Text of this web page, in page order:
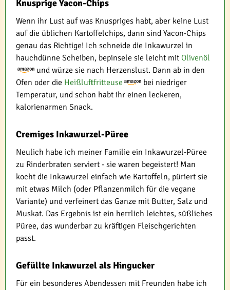
Knusprige Yacon-Chips
Wenn ihr Lust auf was Knuspriges habt, aber keine Lust
auf die üblichen Kartoffelchips, dann sind Yacon-Chips
genau das Richtige! Ich schneide die Inkawurzel in
hauchdünne Scheiben, bepinsele sie leicht mit Olivenöl
und würze sie nach Herzenslust. Dann ab in den
Ofen oder die Heißluftfritteuse
bei niedriger
Temperatur, und schon habt ihr einen leckeren,
kalorienarmen Snack.
Cremiges Inkawurzel-Püree
Neulich habe ich meiner Familie ein Inkawurzel-Püree
zu Rinderbraten serviert - sie waren begeistert! Man
kocht die Inkawurzel einfach wie Kartoffeln, püriert sie
mit etwas Milch (oder Pflanzenmilch für die vegane
Variante) und verfeinert das Ganze mit Butter, Salz und
Muskat. Das Ergebnis ist ein herrlich leichtes, süßliches
Püree, das wunderbar zu kräftigen Fleischgerichten
passt.
Gefüllte Inkawurzel als Hingucker
Für ein besonderes Abendessen mit Freunden habe ich